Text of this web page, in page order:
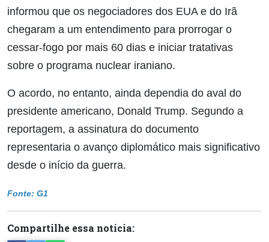
informou que os negociadores dos EUA e do Irã
chegaram a um entendimento para prorrogar o
cessar-fogo por mais 60 dias e iniciar tratativas
sobre o programa nuclear iraniano.
O acordo, no entanto, ainda dependia do aval do
presidente americano, Donald Trump. Segundo a
reportagem, a assinatura do documento
representaria o avanço diplomático mais significativo
desde o início da guerra.
Fonte: G1
Compartilhe essa notícia: